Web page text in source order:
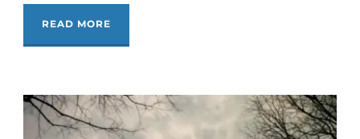
READ MORE